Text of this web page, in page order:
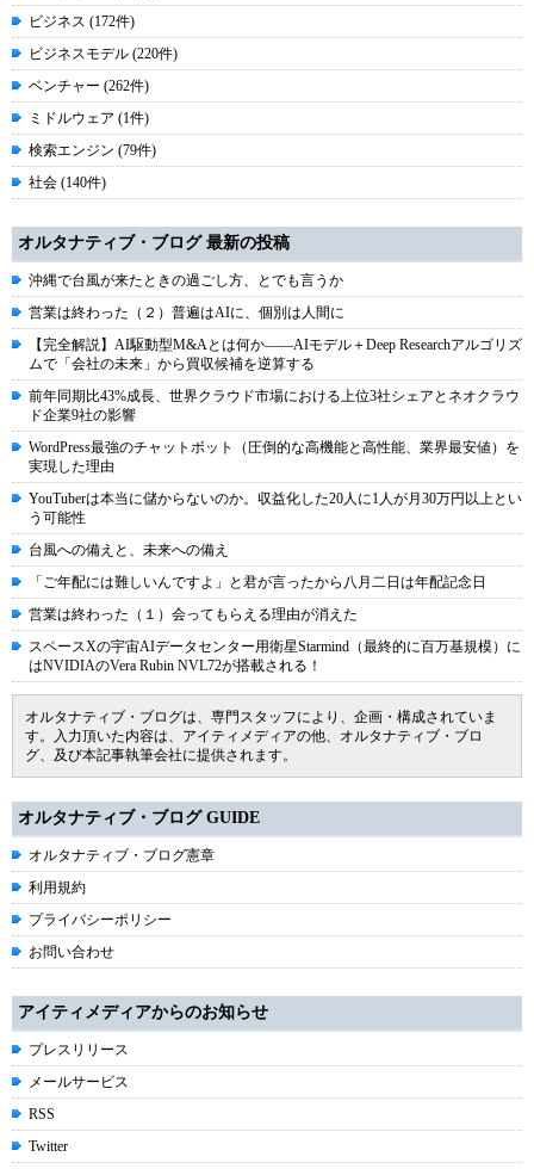
ビジネス (172件)
ビジネスモデル (220件)
ベンチャー (262件)
ミドルウェア (1件)
検索エンジン (79件)
社会 (140件)
オルタナティブ・ブログ 最新の投稿
沖縄で台風が来たときの過ごし方、とでも言うか
営業は終わった（２）普遍はAIに、個別は人間に
【完全解説】AI駆動型M&Aとは何か――AIモデル＋Deep Researchアルゴリズ
ムで「会社の未来」から買収候補を逆算する
前年同期比43%成長、世界クラウド市場における上位3社シェアとネオクラウ
ド企業9社の影響
WordPress最強のチャットボット（圧倒的な高機能と高性能、業界最安値）を
実現した理由
YouTuberは本当に儲からないのか。収益化した20人に1人が月30万円以上とい
う可能性
台風への備えと、未来への備え
「ご年配には難しいんですよ」と君が言ったから八月二日は年配記念日
営業は終わった（１）会ってもらえる理由が消えた
スペースXの宇宙AIデータセンター用衛星Starmind（最終的に百万基規模）に
はNVIDIAのVera Rubin NVL72が搭載される！
オルタナティブ・ブログは、専門スタッフにより、企画・構成されていま
す。入力頂いた内容は、アイティメディアの他、オルタナティブ・ブロ
グ、及び本記事執筆会社に提供されます。
オルタナティブ・ブログ GUIDE
オルタナティブ・ブログ憲章
利用規約
プライバシーポリシー
お問い合わせ
アイティメディアからのお知らせ
プレスリリース
メールサービス
RSS
Twitter